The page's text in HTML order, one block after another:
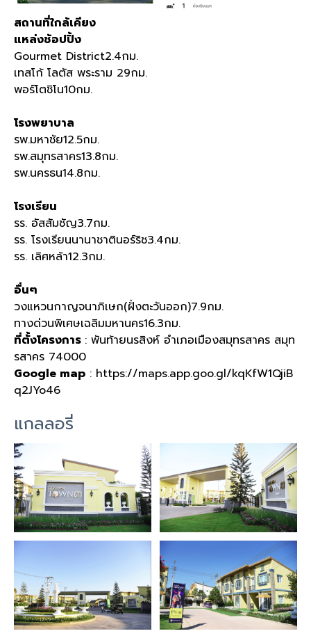
สถานที่ใกล้เคียง
แหล่งช้อปปิ้ง
Gourmet District2.4กม.
เทสโก้ โลตัส พระราม 29กม.
พอร์โตชิโน10กม.
โรงพยาบาล
รพ.มหาชัย12.5กม.
รพ.สมุทรสาคร13.8กม.
รพ.นครธน14.8กม.
โรงเรียน
รร. อัสสัมชัญ3.7กม.
รร. โรงเรียนนานาชาตินอร์ริช3.4กม.
รร. เลิศหล้า12.3กม.
อื่นๆ
วงแหวนกาญจนาภิเษก(ฝั่งตะวันออก)7.9กม.
ทางด่วนพิเศษเฉลิมมหานคร16.3กม.
ที่ตั้งโครงการ : พันท้ายนรสิงห์ อำเภอเมืองสมุทรสาคร สมุท
รสาคร 74000
Google map : https://maps.app.goo.gl/kqKfW1QjiB
q2JYo46
แกลลอรี่